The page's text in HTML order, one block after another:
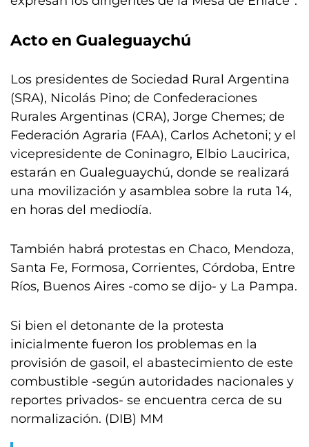
Acto en Gualeguaychú
Los presidentes de Sociedad Rural Argentina
(SRA), Nicolás Pino; de Confederaciones
Rurales Argentinas (CRA), Jorge Chemes; de
Federación Agraria (FAA), Carlos Achetoni; y el
vicepresidente de Coninagro, Elbio Laucirica,
estarán en Gualeguaychú, donde se realizará
una movilización y asamblea sobre la ruta 14,
en horas del mediodía.
También habrá protestas en Chaco, Mendoza,
Santa Fe, Formosa, Corrientes, Córdoba, Entre
Ríos, Buenos Aires -como se dijo- y La Pampa.
Si bien el detonante de la protesta
inicialmente fueron los problemas en la
provisión de gasoil, el abastecimiento de este
combustible -según autoridades nacionales y
reportes privados- se encuentra cerca de su
normalización. (DIB) MM